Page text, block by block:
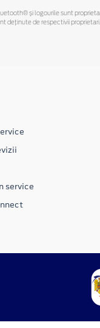
și logourile sunt
deținute de respectivii proprietari.
service